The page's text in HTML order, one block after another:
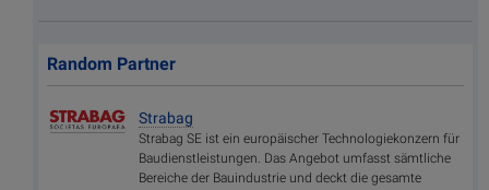
Random Partner
Strabag
Strabag SE ist ein europäischer Technologiekonzern für
Baudienstleistungen. Das Angebot umfasst sämtliche
Bereiche der Bauindustrie und deckt die gesamte